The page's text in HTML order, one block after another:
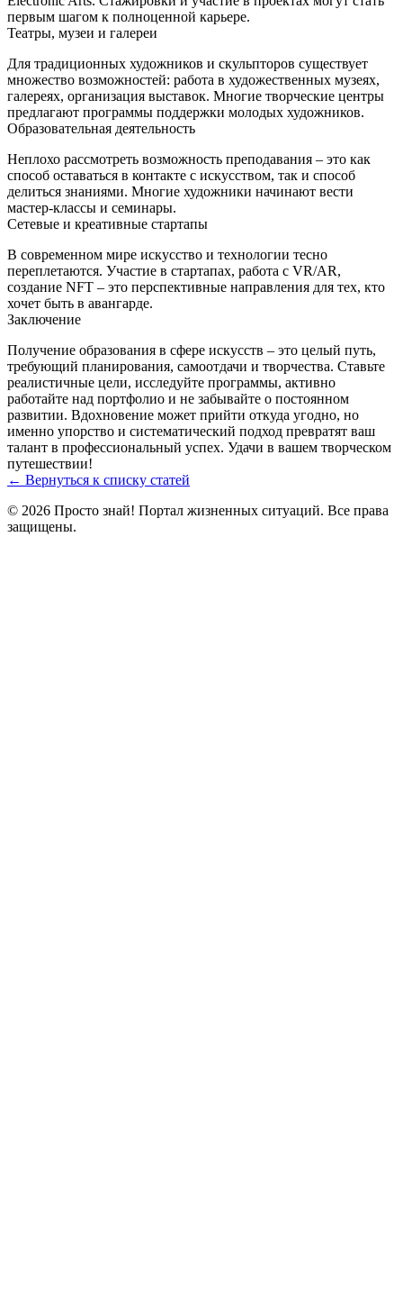
первым шагом к полноценной карьере.
Театры, музеи и галереи
Для традиционных художников и скульпторов существует
множество возможностей: работа в художественных музеях,
галереях, организация выставок. Многие творческие центры
предлагают программы поддержки молодых художников.
Образовательная деятельность
Неплохо рассмотреть возможность преподавания – это как
способ оставаться в контакте с искусством, так и способ
делиться знаниями. Многие художники начинают вести
мастер‑классы и семинары.
Сетевые и креативные стартапы
В современном мире искусство и технологии тесно
переплетаются. Участие в стартапах, работа с VR/AR,
создание NFT – это перспективные направления для тех, кто
хочет быть в авангарде.
Заключение
Получение образования в сфере искусств – это целый путь,
требующий планирования, самоотдачи и творчества. Ставьте
реалистичные цели, исследуйте программы, активно
работайте над портфолио и не забывайте о постоянном
развитии. Вдохновение может прийти откуда угодно, но
именно упорство и систематический подход превратят ваш
талант в профессиональный успех. Удачи в вашем творческом
путешествии!
← Вернуться к списку статей
© 2026 Просто знай! Портал жизненных ситуаций. Все права
защищены.